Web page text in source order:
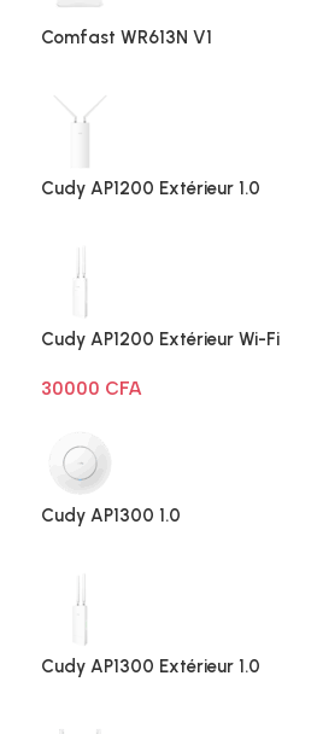
Comfast WR613N V1
Cudy AP1200 Extérieur 1.0
Cudy AP1200 Extérieur Wi-Fi
30000 CFA
Cudy AP1300 1.0
Cudy AP1300 Extérieur 1.0